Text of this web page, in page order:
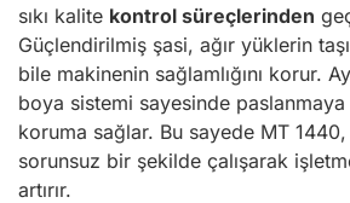
sıkı kalite kontrol süreçlerinden
Güçlendirilmiş şasi, ağır yüklerin
bile makinenin sağlamlığını korur.
boya sistemi sayesinde paslanmaya
koruma sağlar. Bu sayede MT
sorunsuz bir şekilde çalışarak
artırır.